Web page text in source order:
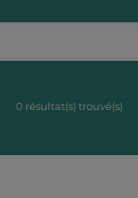
0 résultat(s) trouvé(s)